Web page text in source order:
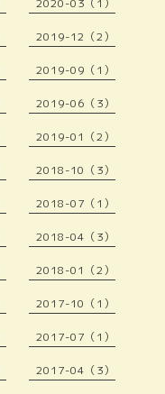
2020-03（1）
2019-12（2）
2019-09（1）
2019-06（3）
2019-01（2）
2018-10（3）
2018-07（1）
2018-04（3）
2018-01（2）
2017-10（1）
2017-07（1）
2017-04（3）